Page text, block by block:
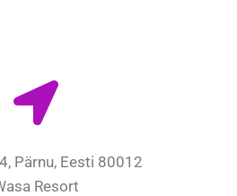
Pärnu, Eesti 80012
Resort